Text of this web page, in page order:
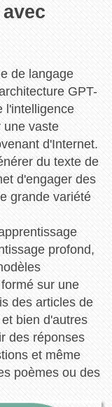
de langage
GPT-
l'intelligence
une vaste
d'Internet.
du texte de
d'engager des
grande variété
profond,
sur une
des articles de
bien d'autres
des réponses
et même
poèmes ou des